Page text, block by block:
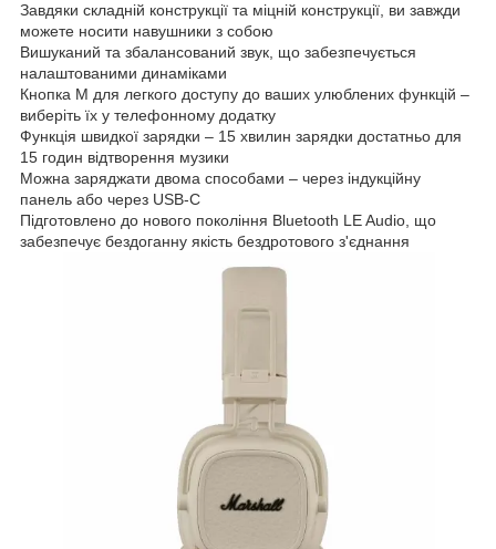
Завдяки складній конструкції та міцній конструкції, ви завжди
можете носити навушники з собою
Вишуканий та збалансований звук, що забезпечується
налаштованими динаміками
Кнопка M для легкого доступу до ваших улюблених функцій –
виберіть їх у телефонному додатку
Функція швидкої зарядки – 15 хвилин зарядки достатньо для
15 годин відтворення музики
Можна заряджати двома способами – через індукційну
панель або через USB-C
Підготовлено до нового покоління Bluetooth LE Audio, що
забезпечує бездоганну якість бездротового з'єднання